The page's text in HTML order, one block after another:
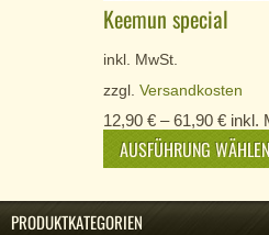
Keemun special
inkl. MwSt.
zzgl. Versandkosten
12,90 € –61,90 € inkl.
AUSFÜHRUNG WÄHLEN
PRODUKTKATEGORIEN